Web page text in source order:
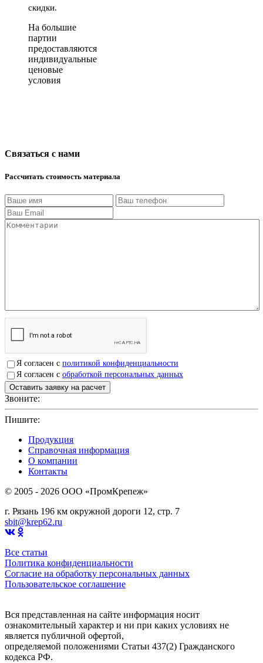
скидки.
На большие
партии
предоставляются
индивидуальные
ценовые
условия
Связаться с нами
Рассчитать стоимость материала
Я согласен с политикой конфиденциальности
Я согласен с обработкой персональных данных
Звоните:
Пишите:
Продукция
Справочная информация
О компании
Контакты
© 2005 - 2026 OOO «ПромКрепеж»
г. Рязань 196 км окружной дороги 12, стр. 7
sbit@krep62.ru
Все статьи
Политика конфиденциальности
Согласие на обработку персональных данных
Пользовательское соглашение
Вся представленная на сайте информация носит
ознакомительный характер и ни при каких условиях не
является публичной офертой,
определяемой положениями Статьи 437(2) Гражданского
кодекса РФ.